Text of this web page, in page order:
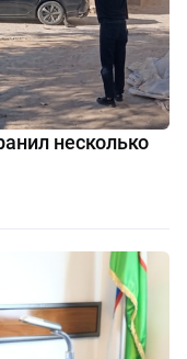
несколько